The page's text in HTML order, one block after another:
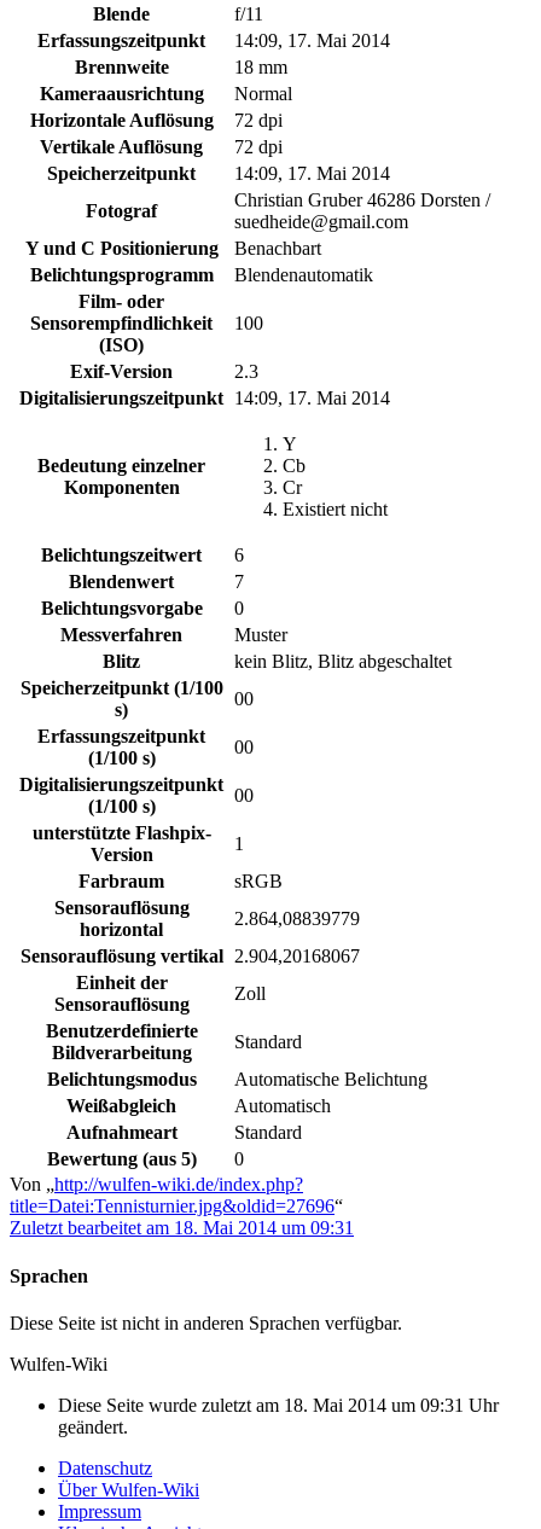
Blende
f/11
Erfassungszeitpunkt
14:09, 17. Mai 2014
Brennweite
18 mm
Kameraausrichtung
Normal
Horizontale Auflösung
72 dpi
Vertikale Auflösung
72 dpi
Speicherzeitpunkt
14:09, 17. Mai 2014
Fotograf
Christian Gruber 46286 Dorsten /
suedheide@gmail.com
Y und C Positionierung
Benachbart
Belichtungsprogramm
Blendenautomatik
Film- oder
Sensorempfindlichkeit
(ISO)
100
Exif-Version
2.3
Digitalisierungszeitpunkt 14:09, 17. Mai 2014
Bedeutung einzelner
Komponenten
Y
Cb
Cr
Existiert nicht
Belichtungszeitwert
6
Blendenwert
7
Belichtungsvorgabe
0
Messverfahren
Muster
Blitz
kein Blitz, Blitz abgeschaltet
Speicherzeitpunkt (1/100
s)
00
Erfassungszeitpunkt
(1/100 s)
00
Digitalisierungszeitpunkt
(1/100 s)
00
unterstützte Flashpix-
Version
1
Farbraum
sRGB
Sensorauflösung
horizontal
2.864,08839779
Sensorauflösung vertikal
2.904,20168067
Einheit der
Sensorauflösung
Zoll
Benutzerdefinierte
Bildverarbeitung
Standard
Belichtungsmodus
Automatische Belichtung
Weißabgleich
Automatisch
Aufnahmeart
Standard
Bewertung (aus 5)
0
Von „http://wulfen-wiki.de/index.php?
title=Datei:Tennisturnier.jpg&oldid=27696“
Zuletzt bearbeitet am 18. Mai 2014 um 09:31
Sprachen
Diese Seite ist nicht in anderen Sprachen verfügbar.
Wulfen-Wiki
Diese Seite wurde zuletzt am 18. Mai 2014 um 09:31 Uhr
geändert.
Datenschutz
Über Wulfen-Wiki
Impressum